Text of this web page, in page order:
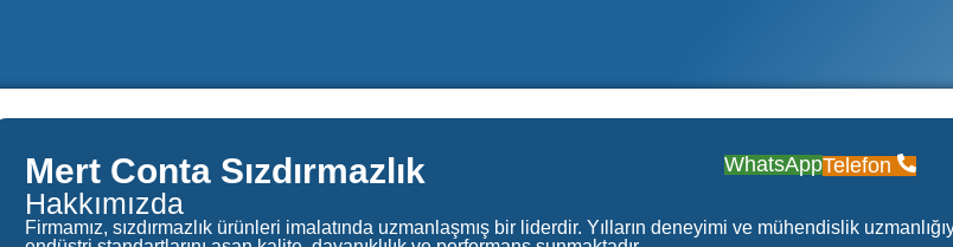
Mert Conta Sızdırmazlık WhatsAppTelefon
Hakkımızda
Firmamız, sızdırmazlık ürünleri imalatında uzmanlaşmış bir liderdir. Yılların deneyimi ve mühendislik